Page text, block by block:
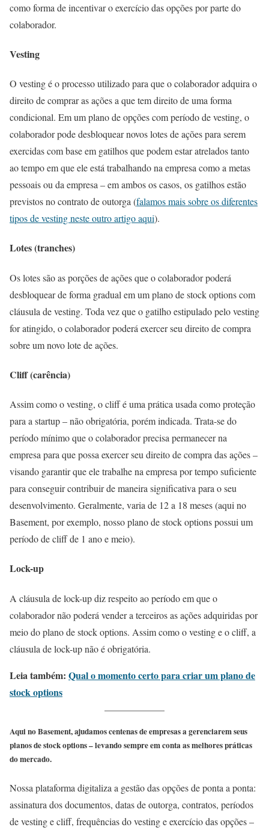
como forma de incentivar o exercício das opções por parte do
colaborador.
Vesting
O vesting é o processo utilizado para que o colaborador adquira o
direito de comprar as ações a que tem direito de uma forma
condicional. Em um plano de opções com período de vesting, o
colaborador pode desbloquear novos lotes de ações para serem
exercidas com base em gatilhos que podem estar atrelados tanto
ao tempo em que ele está trabalhando na empresa como a metas
pessoais ou da empresa – em ambos os casos, os gatilhos estão
previstos no contrato de outorga (falamos mais sobre os diferentes
tipos de vesting neste outro artigo aqui).
Lotes (tranches)
Os lotes são as porções de ações que o colaborador poderá
desbloquear de forma gradual em um plano de stock options com
cláusula de vesting. Toda vez que o gatilho estipulado pelo vesting
for atingido, o colaborador poderá exercer seu direito de compra
sobre um novo lote de ações.
Cliff (carência)
Assim como o vesting, o cliff é uma prática usada como proteção
para a startup – não obrigatória, porém indicada. Trata-se do
período mínimo que o colaborador precisa permanecer na
empresa para que possa exercer seu direito de compra das ações –
visando garantir que ele trabalhe na empresa por tempo suficiente
para conseguir contribuir de maneira significativa para o seu
desenvolvimento. Geralmente, varia de 12 a 18 meses (aqui no
Basement, por exemplo, nosso plano de stock options possui um
período de cliff de 1 ano e meio).
Lock-up
A cláusula de lock-up diz respeito ao período em que o
colaborador não poderá vender a terceiros as ações adquiridas por
meio do plano de stock options. Assim como o vesting e o cliff, a
cláusula de lock-up não é obrigatória.
Leia também: Qual o momento certo para criar um plano de
stock options
Aqui no Basement, ajudamos centenas de empresas a gerenciarem seus
planos de stock options – levando sempre em conta as melhores práticas
do mercado.
Nossa plataforma digitaliza a gestão das opções de ponta a ponta:
assinatura dos documentos, datas de outorga, contratos, períodos
de vesting e cliff, frequências do vesting e exercício das opções –